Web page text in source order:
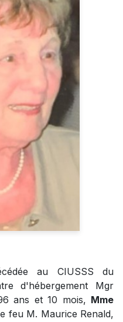
au CIUSSS du
d'hébergement Mgr
ans et 10 mois, Mme
feu M. Maurice Renald,